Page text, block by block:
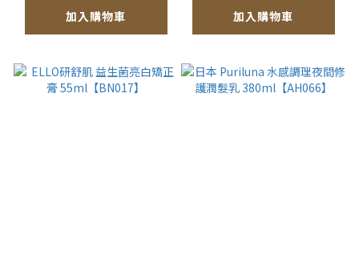
加入購物車 加入購物車